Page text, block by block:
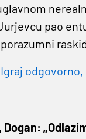
pao
odgovorno,